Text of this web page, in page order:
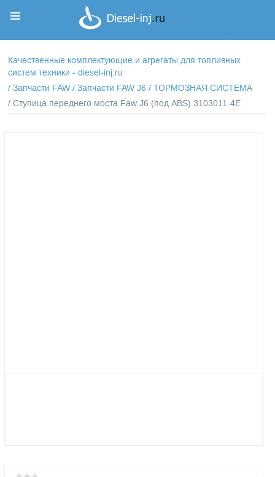
Качественные комплектующие и агрегаты для топливных
систем техники - diesel-inj.ru
/Запчасти FAW /Запчасти FAW J6 /ТОРМОЗНАЯ СИСТЕМА
/ Ступица переднего моста Faw J6 (под ABS) 3103011-4E